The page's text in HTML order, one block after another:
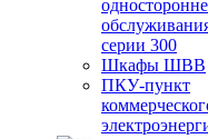
серии 300
Шкафы ШВВ
ПКУ-пункт